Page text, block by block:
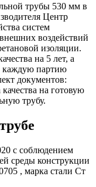
трубы 530 мм в
Центр
систем
воздействий
изоляции.
на 5 лет, а
каждую партию
документов:
на готовую
трубу.
с соблюдением
среды конструкции
, марка стали Ст